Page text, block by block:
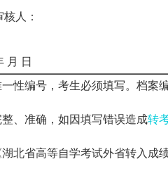
核人：
月 日
编号，考生必须填写。档案
、准确，如因填写错误造成转
省高等自学考试外省转入成绩